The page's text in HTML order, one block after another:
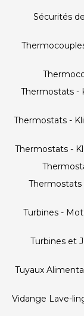
Sécurités
Thermostats -
Thermostats -
Thermostats -
Turbines -
Turbines et
Tuyaux
Vidange Lave-